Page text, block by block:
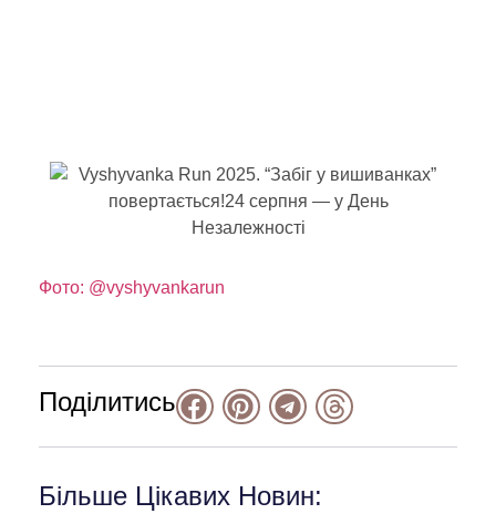
Фото: @vyshyvankarun
Поділитись
Більше Цікавих Новин: